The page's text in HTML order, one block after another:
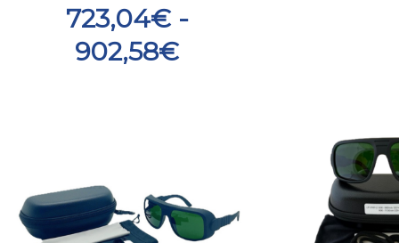
723,04€ -
902,58€